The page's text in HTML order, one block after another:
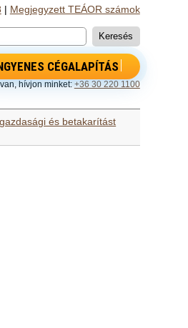
Megjegyzett TEÁOR számok
CÉGALAPÍTÁS
hívjon minket: +36 30 220 1100
és betakarítást